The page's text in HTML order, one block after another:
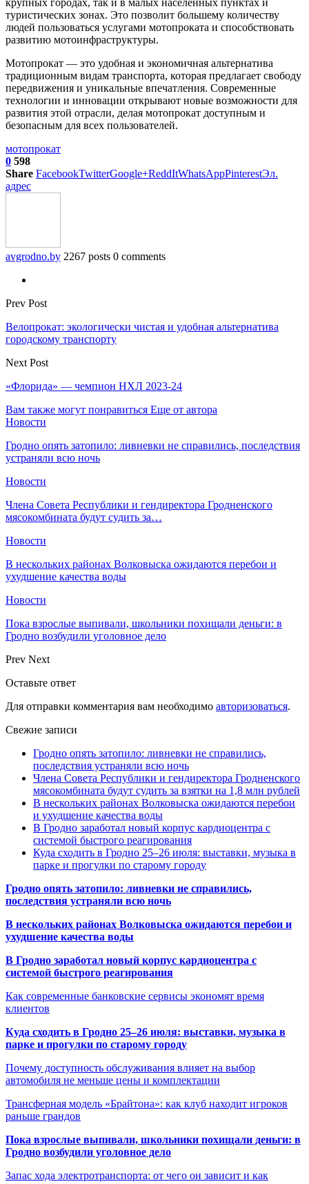
крупных городах, так и в малых населенных пунктах и
туристических зонах. Это позволит большему количеству
людей пользоваться услугами мотопроката и способствовать
развитию мотоинфраструктуры.
Мотопрокат — это удобная и экономичная альтернатива
традиционным видам транспорта, которая предлагает свободу
передвижения и уникальные впечатления. Современные
технологии и инновации открывают новые возможности для
развития этой отрасли, делая мотопрокат доступным и
безопасным для всех пользователей.
мотопрокат
0 598
Share FacebookTwitterGoogle+ReddItWhatsAppPinterestЭл.
адрес
avgrodno.by 2267 posts 0 comments
Prev Post
Велопрокат: экологически чистая и удобная альтернатива
городскому транспорту
Next Post
«Флорида» — чемпион НХЛ 2023-24
Вам также могут понравиться Еще от автора
Новости
Гродно опять затопило: ливневки не справились, последствия
устраняли всю ночь
Новости
Члена Совета Республики и гендиректора Гродненского
мясокомбината будут судить за…
Новости
В нескольких районах Волковыска ожидаются перебои и
ухудшение качества воды
Новости
Пока взрослые выпивали, школьники похищали деньги: в
Гродно возбудили уголовное дело
Prev Next
Оставьте ответ
Для отправки комментария вам необходимо авторизоваться.
Свежие записи
Гродно опять затопило: ливневки не справились,
последствия устраняли всю ночь
Члена Совета Республики и гендиректора Гродненского
мясокомбината будут судить за взятки на 1,8 млн рублей
В нескольких районах Волковыска ожидаются перебои
и ухудшение качества воды
В Гродно заработал новый корпус кардиоцентра с
системой быстрого реагирования
Куда сходить в Гродно 25–26 июля: выставки, музыка в
парке и прогулки по старому городу
Гродно опять затопило: ливневки не справились,
последствия устраняли всю ночь
В нескольких районах Волковыска ожидаются перебои и
ухудшение качества воды
В Гродно заработал новый корпус кардиоцентра с
системой быстрого реагирования
Как современные банковские сервисы экономят время
клиентов
Куда сходить в Гродно 25–26 июля: выставки, музыка в
парке и прогулки по старому городу
Почему доступность обслуживания влияет на выбор
автомобиля не меньше цены и комплектации
Трансферная модель «Брайтона»: как клуб находит игроков
раньше грандов
Пока взрослые выпивали, школьники похищали деньги: в
Гродно возбудили уголовное дело
Запас хода электротранспорта: от чего он зависит и как